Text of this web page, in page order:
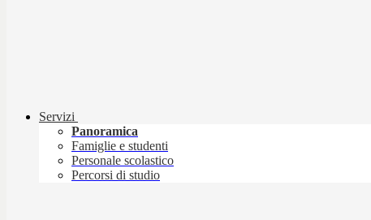
Servizi
Panoramica
Famiglie e studenti
Personale scolastico
Percorsi di studio